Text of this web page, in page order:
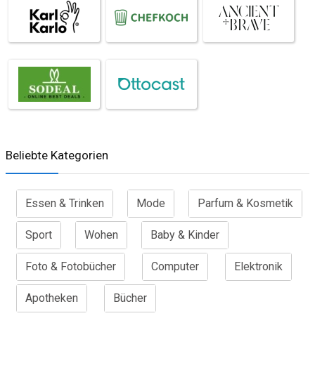
Beliebte Kategorien
Essen & Trinken Mode Parfum & Kosmetik
Sport Wohen Baby & Kinder
Foto & Fotobücher Computer Elektronik
Apotheken Bücher